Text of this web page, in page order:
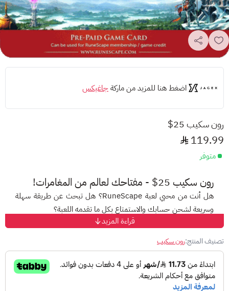
اضغط هنا للمزيد من ماركةجاغيكس
رون سكيب 25$
119.99
متوفر
رون سكيب 25$ - مفتاحك لعالم من المغامرات!
هل أنت من محبي لعبة RuneScape؟ هل تبحث عن طريقة سهلة
وسريعة لشحن حسابك والاستمتاع بكل ما تقدمه اللعبة؟
إليك الحل الأمثل: بطاقة رون سكيب 25$ للحساب الأمريكي!
مع هذه البطاقة، ستحصل على رصيد بقيمة 25 دولار داخل اللعبة،
مما يفتح أمامك آفاقًا واسعة من الإمكانيات:
اشترك في عضوية RuneScape Premium: استمتع بمزايا حصرية
قراءة المزيد
تصنيف المنتج:رون سكيب